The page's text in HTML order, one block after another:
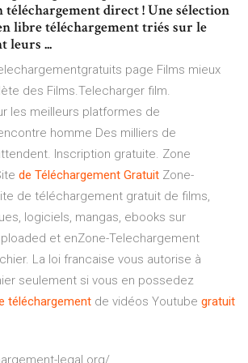
téléchargement direct ! Une sélection
libre téléchargement triés sur le
leurs ...
page Films mieux
des Films.Telecharger film.
les meilleurs platformes de
homme Des milliers de
Inscription gratuite. Zone
de Téléchargement Gratuit Zone-
de téléchargement gratuit de films,
logiciels, mangas, ebooks sur
et enZone-Telechargement
La loi francaise vous autorise à
seulement si vous en possedez
téléchargement de vidéos Youtube gratuit